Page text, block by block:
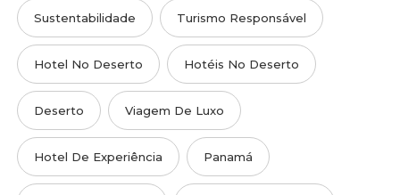
Sustentabilidade Turismo Responsável
Hotel No Deserto Hotéis No Deserto
Deserto Viagem De Luxo
Hotel De Experiência Panamá